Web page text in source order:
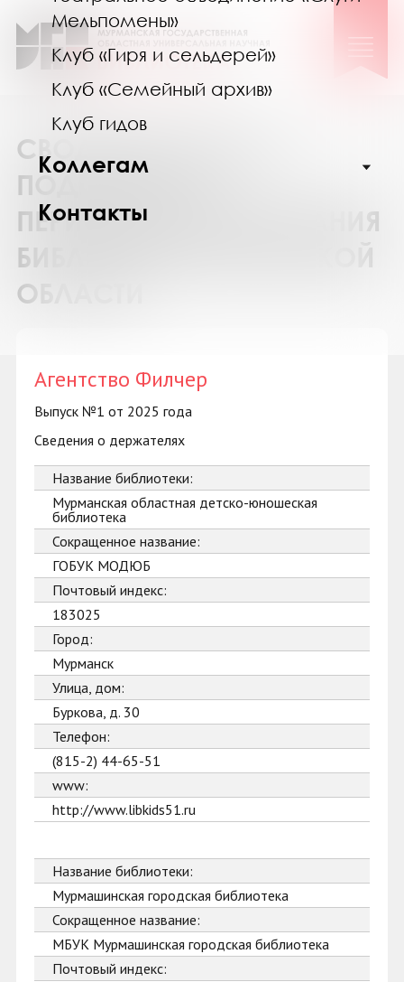
Мельпомены»
Клуб «Гиря и сельдерей»
Клуб «Семейный архив»
Клуб гидов
Коллегам
Контакты
СВОДНЫЙ КАТАЛОГ
ПОДПИСКИ НА
ПЕРИОДИЧЕСКИЕ ИЗДАНИЯ
БИБЛИОТЕК МУРМАНСКОЙ
ОБЛАСТИ
Агентство Филчер
Выпуск №1 от 2025 года
Сведения о держателях
Название библиотеки:
Мурманская областная детско-юношеская
библиотека
Сокращенное название:
ГОБУК МОДЮБ
Почтовый индекс:
183025
Город:
Мурманск
Улица, дом:
Буркова, д. 30
Телефон:
(815-2) 44-65-51
www:
http://www.libkids51.ru
Название библиотеки:
Мурмашинская городская библиотека
Сокращенное название:
МБУК Мурмашинская городская библиотека
Почтовый индекс: